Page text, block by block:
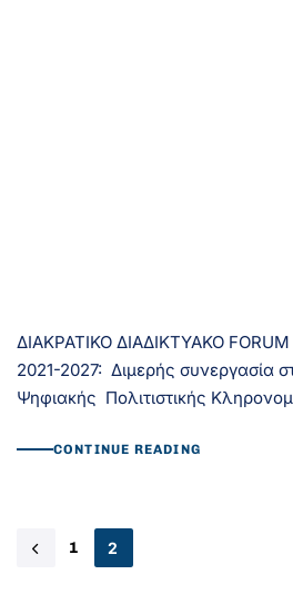
ΔΙΑΚΡΑΤΙΚΟ ΔΙΑΔΙΚΤΥΑΚΟ
2021-2027: Διμερής συνεργασία
Ψηφιακής Πολιτιστικής
CONTINUE READING
1 2